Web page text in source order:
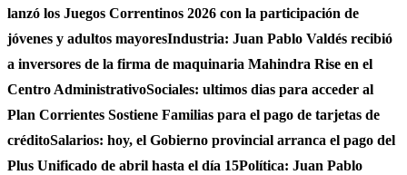
lanzó los Juegos Correntinos 2026 con la participación de
jóvenes y adultos mayoresIndustria: Juan Pablo Valdés recibió
a inversores de la firma de maquinaria Mahindra Rise en el
Centro AdministrativoSociales: ultimos dias para acceder al
Plan Corrientes Sostiene Familias para el pago de tarjetas de
créditoSalarios: hoy, el Gobierno provincial arranca el pago del
Plus Unificado de abril hasta el día 15Política: Juan Pablo